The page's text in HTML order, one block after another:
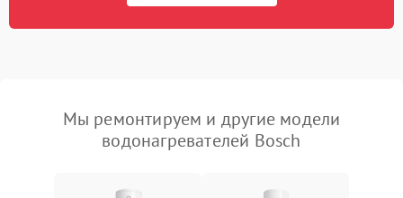
Мы ремонтируем и другие модели
водонагревателей Bosch